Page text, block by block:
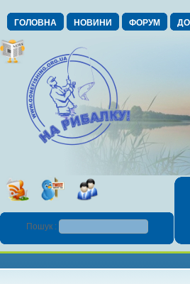
ГОЛОВНА НОВИНИ ФОРУМ
Пошук :